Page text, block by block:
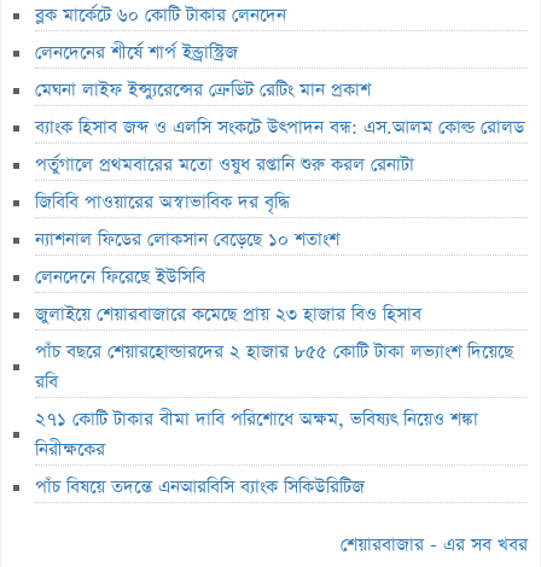
মাধুরীর কোটি টাকার সম্পত্তি বিক্রি
পাঁচ বছরে শেয়ারহোল্ডারদের ২ হাজার ৮৫৫ কোটি টাকা লভ্যাংশ দিয়েছে রবি
২৭১ কোটি টাকার বীমা দাবি পরিশোধে অক্ষম, ভবিষ্যৎ নিয়েও শঙ্কা
নিরীক্ষকের
পাঁচ বিষয়ে তদন্তে এনআরবিসি ব্যাংক সিকিউরিটিজ
লাইফ ফান্ড থেকে ২,৩৬৭ কোটি টাকা লোপাট, দেউলিয়ার দ্বারপ্রান্তে ফারইস্ট
ইসলামী লাইফ
ভেঞ্চার ক্যাপিটাল ফান্ডে একাধিক অনিয়ম, এক্স অ্যাঞ্জেলের কাছে বিএসইসির
ব্যাখ্যা তলব
বুধবার শেয়ারবাজার বন্ধ
১৪ কার্যদিবসে সোনারগাঁও টেক্সটাইলের শেয়ারদর ৩২% বৃদ্ধি
‘রাজনৈতিক ক্ষমতা দেখিয়ে আমার কাজ কেড়ে নিয়েছিল বান্ধবী’
মূল্যসূচক বাড়লেও লেনদেনে পতন
ব্লক মার্কেটে ৬০ কোটি টাকার লেনদেন
লেনদেনের শীর্ষে শার্প ইন্ড্রাস্ট্রিজ
মেঘনা লাইফ ইন্স্যুরেন্সের ক্রেডিট রেটিং মান প্রকাশ
ব্যাংক হিসাব জব্দ ও এলসি সংকটে উৎপাদন বন্ধ: এস.আলম কোল্ড রোলড
পর্তুগালে প্রথমবারের মতো ওষুধ রপ্তানি শুরু করল রেনাটা
জিবিবি পাওয়ারের অস্বাভাবিক দর বৃদ্ধি
ন্যাশনাল ফিডের লোকসান বেড়েছে ১০ শতাংশ
লেনদেনে ফিরেছে ইউসিবি
জুলাইয়ে শেয়ারবাজারে কমেছে প্রায় ২৩ হাজার বিও হিসাব
পাঁচ বছরে শেয়ারহোল্ডারদের ২ হাজার ৮৫৫ কোটি টাকা লভ্যাংশ দিয়েছে
রবি
২৭১ কোটি টাকার বীমা দাবি পরিশোধে অক্ষম, ভবিষ্যৎ নিয়েও শঙ্কা
নিরীক্ষকের
পাঁচ বিষয়ে তদন্তে এনআরবিসি ব্যাংক সিকিউরিটিজ
শেয়ারবাজার - এর সব খবর